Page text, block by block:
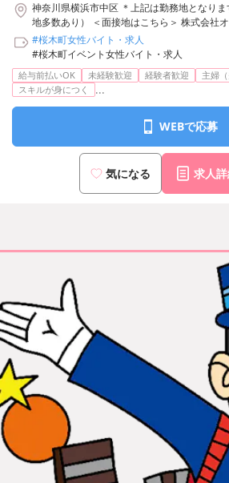
神奈川県横浜市中区 ＊上記は勤務地となり
地多数あり） ＜面接地はこちら＞ 株式会社オリエンタル警備 横浜支社
神奈川県横浜市神奈川区鶴屋町3-29-9 タクエ
セス：「横浜駅」西口から徒歩3分 株式会社
桜木町駅周辺エリア
#桜木町女性バイト・求人
#桜木町イベント女性バイト・求人
給与前払いOK 未経験歓迎 経験者歓迎
主婦
スキルが身につく
...
WEBで応募
気になる 求人